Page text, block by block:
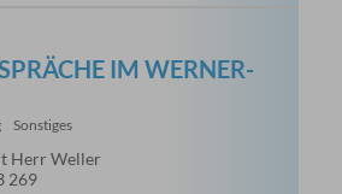
IM WERNER-B
Sonstiges
Herr Weller
269